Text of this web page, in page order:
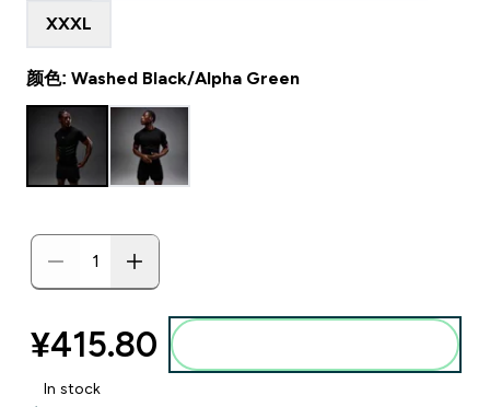
XXXL
颜色: Washed Black/Alpha Green
¥415.80‎
In stock